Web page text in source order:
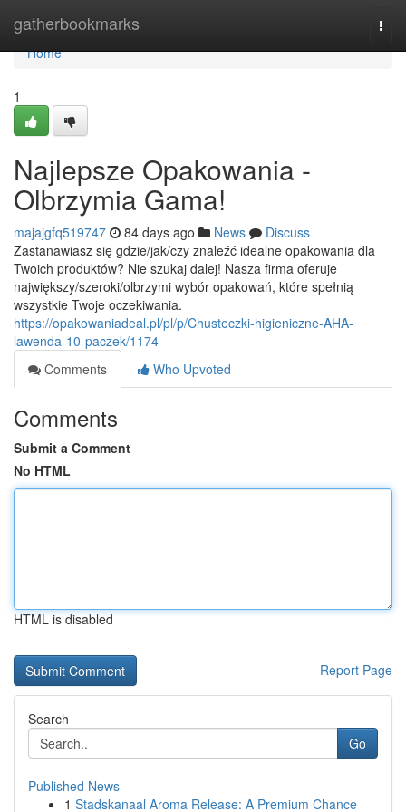
gatherbookmarks
Home
Home
1
Najlepsze Opakowania -
Olbrzymia Gama!
majajgfq519747 84 days ago News
Discuss
Zastanawiasz się gdzie/jak/czy znaleźć idealne opakowania dla
Twoich produktów? Nie szukaj dalej! Nasza firma oferuje
największy/szeroki/olbrzymi wybór opakowań, które spełnią
wszystkie Twoje oczekiwania.
https://opakowaniadeal.pl/pl/p/Chusteczki-higieniczne-AHA-
lawenda-10-paczek/1174
Comments
Who Upvoted
Comments
Submit a Comment
No HTML
HTML is disabled
Report Page
Search
Go
Published News
1 Stadskanaal Aroma Release: A Premium Chance